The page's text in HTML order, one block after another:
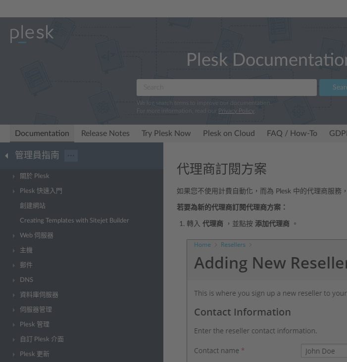
Plesk
We log search terms to improve our documentation.
For more information, read our Privacy Policy
Documentation Release Notes Try Plesk Now Plesk on Cloud FAQ / How-To
管理員指南 ···
關於 Plesk
Plesk 快速入門
創建網站
Creating Templates with Sitejet Builder
Web 伺服器
主機
郵件
DNS
資料庫伺服器
伺服器管理
Plesk 管理
自訂 Plesk 介面
Plesk 更新
代理商訂閱方案
如果您不使用計費自動化，而為 Plesk 中的代理商服務
若要為新的代理商訂閱代理商方案：
轉入 代理商 ，並點按 添加代理商 。